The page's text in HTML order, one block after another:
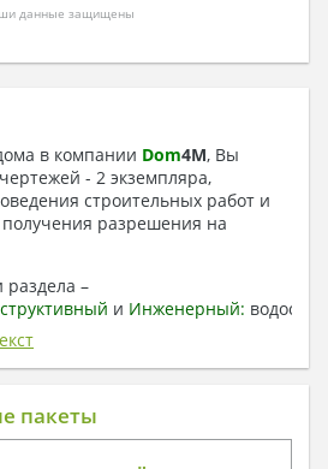
данные защищены
в компании Dom4M, Вы
- 2 экземпляра,
строительных работ и
получения разрешения на
раздела –
и Инженерный:
канализация,
за дополнительную
записка.
пакеты